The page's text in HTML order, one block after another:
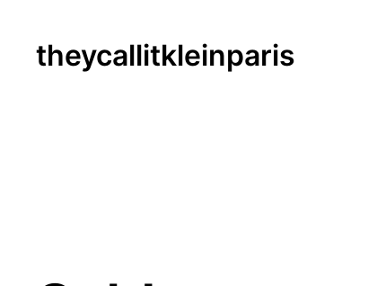
theycallitkleinparis